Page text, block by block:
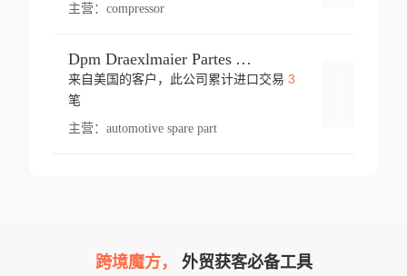
主营： compressor
Dpm Draexlmaier Partes Automotrices Corr Ind Huejotzingo
来自美国的客户，此公司累计进口交易 3
笔
主营： automotive spare part
跨境魔方， 外贸获客必备工具